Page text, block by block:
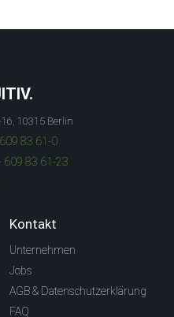
10315 Berlin
83 61-0
609 83 61-23
Kontakt
Unternehmen
Jobs
AGB & Datenschutzerklärung
FAQ